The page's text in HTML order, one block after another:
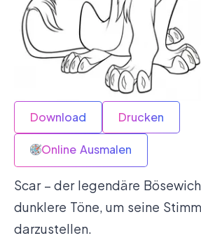
Download Drucken
Online Ausmalen
Scar – der legendäre
dunklere Töne, um seine
darzustellen.